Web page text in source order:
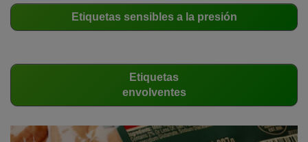
Etiquetas sensibles a la presión
Etiquetas
envolventes